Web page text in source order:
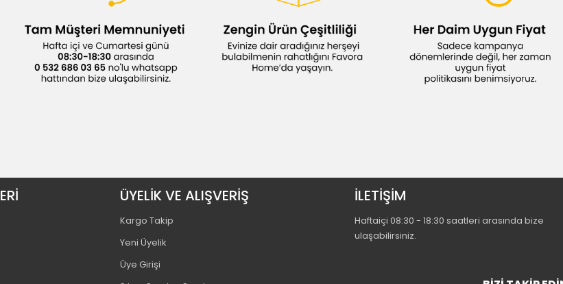
ÜYELİK VE ALIŞVERİŞ
Kargo Takip
Yeni Üyelik
Üye Girişi
İLETİŞİM
Haftaiçi 08:30 - 18:30 saatleri arasında bize
ulaşabilirsiniz.